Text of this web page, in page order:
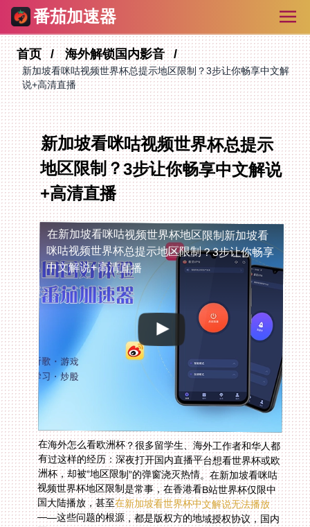
番茄加速器
首页 海外解锁国内影音
新加坡看咪咕视频世界杯总提示地区限制？3步让你畅享中文解
说+高清直播
新加坡看咪咕视频世界杯总提示
地区限制？3步让你畅享中文解说
+高清直播
在新加坡看咪咕视频世界杯地区限制新加坡看
咪咕视频世界杯总提示地区限制？3步让你畅享
中文解说+高清直播
在海外怎么看欧洲杯？很多留学生、海外工作者和华人都
有过这样的经历：深夜打开国内直播平台想看世界杯或欧
洲杯，却被“地区限制”的弹窗浇灭热情。在新加坡看咪咕
视频世界杯地区限制是常事，在香港看B站世界杯仅限中
国大陆播放，甚至在新加坡看世界杯中文解说无法播放
——这些问题的根源，都是版权方的地域授权协议，国内
平台只允许中国大陆IP访问。别担心，今天这篇指南就教
你用合适的回国加速器打破限制，不仅能看国内平台的体
育赛事直播，还能听到熟悉的中文解说，和国内朋友同步